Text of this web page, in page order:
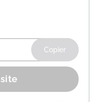
Copier